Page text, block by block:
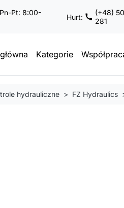
Pt: 8:00-
Hurt:
(+48)
281
Kategorie
hydrauliczne FZ Hydraulics